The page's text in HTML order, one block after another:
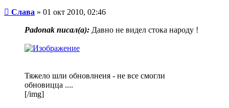
Сообщение
Слава » 01 окт 2010, 02:46
Padonak писал(a): Давно не видел стока народу !
Тяжело шли обновлнеия - не все смогли
обновицца ....
[/img]